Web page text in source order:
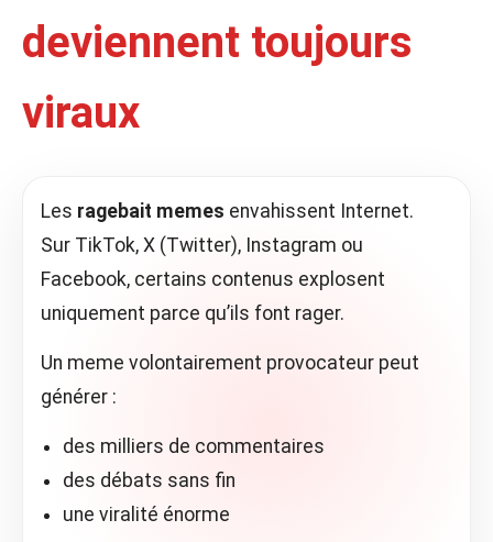
deviennent toujours
viraux
Les ragebait memes envahissent Internet.
Sur TikTok, X (Twitter), Instagram ou
Facebook, certains contenus explosent
uniquement parce qu’ils font rager.
Un meme volontairement provocateur peut
générer :
des milliers de commentaires
des débats sans fin
une viralité énorme